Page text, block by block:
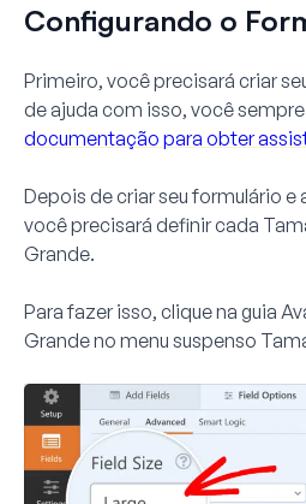
Configurando o
Primeiro, você precisará criar
de ajuda com isso, você
documentação para obter
Depois de criar seu formulário
você precisará definir cada
Grande.
Para fazer isso, clique na guia
Grandeno menu suspenso